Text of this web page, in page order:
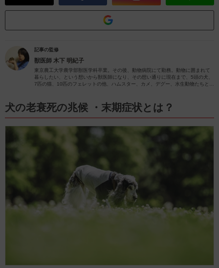
記事の監修
獣医師 木下 明紀子
東京農工大学農学部獣医学科卒業。その後、動物病院にて勤務。動物に囲まれて
暮らしたい、という想いから獣医師になり、その想い通りに現在まで、5頭の犬、
7匹の猫、10匹のフェレットの他、ハムスター、カメ、デグー、水生動物たちと暮
ととして、犬の遺伝学、行動学、シェルターメディスンに特に興味を持って勉強
しています。
犬の老衰死の兆候 ・末期症状とは？